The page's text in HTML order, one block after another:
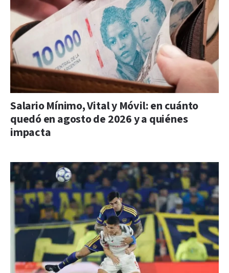
Salario Mínimo, Vital y Móvil: en cuánto
quedó en agosto de 2026 y a quiénes
impacta